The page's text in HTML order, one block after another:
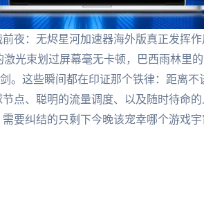
夜：无烬星河加速器海外版真正发挥
激光束划过屏幕毫无卡顿，巴西雨林里
。这些瞬间都在印证那个铁律：距离
点、聪明的流量调度、以及随时待命
要纠结的只剩下今晚该宠幸哪个游戏宇